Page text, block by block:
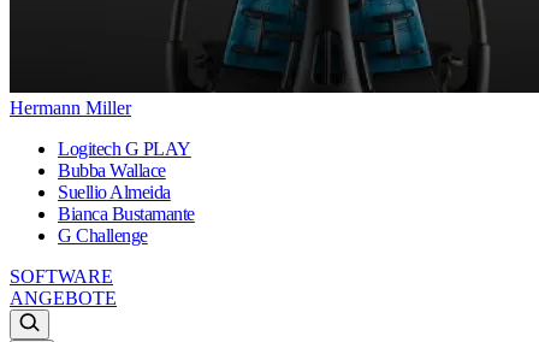
Hermann Miller
Logitech G PLAY
Bubba Wallace
Suellio Almeida
Bianca Bustamante
G Challenge
SOFTWARE
ANGEBOTE